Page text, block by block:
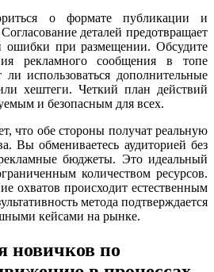
о формате публикации и
деталей предотвращает
ошибки при размещении. Обсудите
рекламного сообщения в топе
ли использоваться дополнительные
хештеги. Четкий план действий
и безопасным для всех.
что обе стороны получат реальную
Вы обмениваетесь аудиторией без
бюджеты. Это идеальный
количеством ресурсов.
охватов происходит естественным
метода подтверждается
кейсами на рынке.
новичков по